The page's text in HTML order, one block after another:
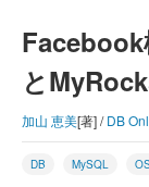
と
加山 恵美[著] /DB
DB MySQL